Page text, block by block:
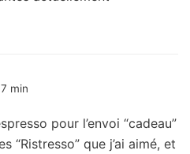
min
pour l’envoi “cadeau”
“Ristresso” que j’ai aimé, et